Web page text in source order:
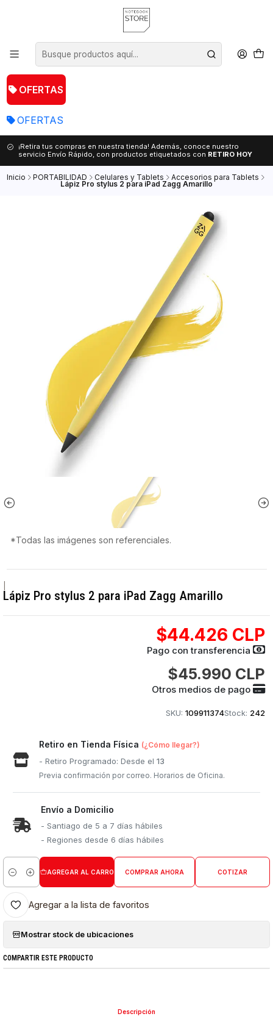
OFERTAS
OFERTAS
¡Retira tus compras en nuestra tienda! Además, conoce nuestro
servicio Envío Rápido, con productos etiquetados con RETIRO HOY
Inicio PORTABILIDAD Celulares y Tablets Accesorios para Tablets
Lápiz Pro stylus 2 para iPad Zagg Amarillo
*Todas las imágenes son referenciales.
Lápiz Pro stylus 2 para iPad Zagg Amarillo
$44.426 CLP
Pago con transferencia
$45.990 CLP
Otros medios de pago
SKU: 109911374Stock: 242
Retiro en Tienda Física (¿Cómo llegar?)
- Retiro Programado: Desde el13
Previa confirmación por correo. Horarios de Oficina.
Envío a Domicilio
- Santiago de 5 a 7 días hábiles
- Regiones desde 6 días hábiles
Cantidad
AGREGAR AL CARRO COMPRAR AHORA COTIZAR
Agregar a la lista de favoritos
Mostrar stock de ubicaciones
COMPARTIR ESTE PRODUCTO
Descripción